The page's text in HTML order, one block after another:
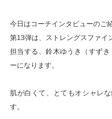
今日はコーチインタビューのご
第13弾は、ストレングスファイ
担当する、鈴木ゆうき（すず
ーになります。
肌が白くて、とてもオシャレ
す。